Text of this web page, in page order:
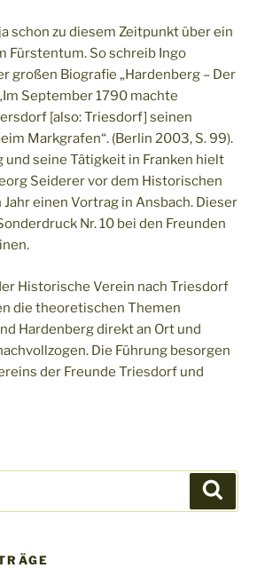
schon zu diesem Zeitpunkt über ein
Fürstentum. So schreib Ingo
großen Biografie „Hardenberg – Der
September 1790 machte
[also: Triesdorf] seinen
Markgrafen“. (Berlin 2003, S. 99).
und seine Tätigkeit in Franken hielt
Seiderer vor dem Historischen
einen Vortrag in Ansbach. Dieser
Nr. 10 bei den Freunden
Historische Verein nach Triesdorf
die theoretischen Themen
Hardenberg direkt an Ort und
Die Führung besorgen
der Freunde Triesdorf und